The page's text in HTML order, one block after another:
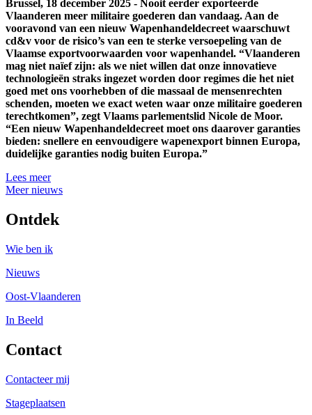
Brussel, 18 december 2025 - Nooit eerder exporteerde
Vlaanderen meer militaire goederen dan vandaag. Aan de
vooravond van een nieuw Wapenhandeldecreet waarschuwt
cd&v voor de risico’s van een te sterke versoepeling van de
Vlaamse exportvoorwaarden voor wapenhandel. “Vlaanderen
mag niet naïef zijn: als we niet willen dat onze innovatieve
technologieën straks ingezet worden door regimes die het niet
goed met ons voorhebben of die massaal de mensenrechten
schenden, moeten we exact weten waar onze militaire goederen
terechtkomen”, zegt Vlaams parlementslid Nicole de Moor.
“Een nieuw Wapenhandeldecreet moet ons daarover garanties
bieden: snellere en eenvoudigere wapenexport binnen Europa,
duidelijke garanties nodig buiten Europa.”
Lees meer
Meer nieuws
Ontdek
Wie ben ik
Nieuws
Oost-Vlaanderen
In Beeld
Contact
Contacteer mij
Stageplaatsen